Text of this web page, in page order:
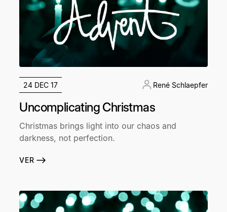
24 DEC 17 René Schlaepfer
Uncomplicating Christmas
Christmas brings light into our chaos and
darkness, not perfection.
VER